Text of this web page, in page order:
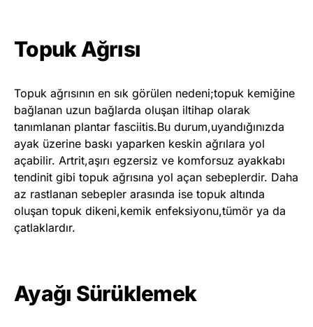
Topuk Ağrısı
Topuk ağrısının en sık görülen nedeni;topuk kemiğine
bağlanan uzun bağlarda oluşan iltihap olarak
tanımlanan plantar fasciitis.Bu durum,uyandığınızda
ayak üzerine baskı yaparken keskin ağrılara yol
açabilir. Artrit,aşırı egzersiz ve komforsuz ayakkabı
tendinit gibi topuk ağrısına yol açan sebeplerdir. Daha
az rastlanan sebepler arasında ise topuk altında
oluşan topuk dikeni,kemik enfeksiyonu,tümör ya da
çatlaklardır.
Ayağı Sürüklemek